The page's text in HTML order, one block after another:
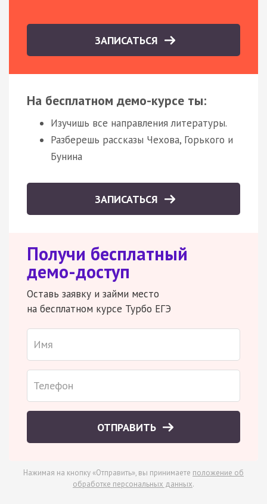
ЗАПИСАТЬСЯ
На бесплатном демо-курсе ты:
Изучишь все направления литературы.
Разберешь рассказы Чехова, Горького и
Бунина
ЗАПИСАТЬСЯ
Получи бесплатный
демо-доступ
Оставь заявку и займи место
на бесплатном курсе Турбо ЕГЭ
ОТПРАВИТЬ
Нажимая на кнопку «Отправить», вы принимаете положение об
обработке персональных данных.